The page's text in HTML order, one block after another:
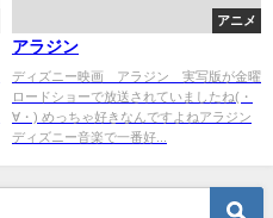
アニメ
アラジン
ディズニー映画 アラジン 実写版が金曜
ロードショーで放送されていましたね(・
∀・) めっちゃ好きなんですよねアラジン
ディズニー音楽で一番好...